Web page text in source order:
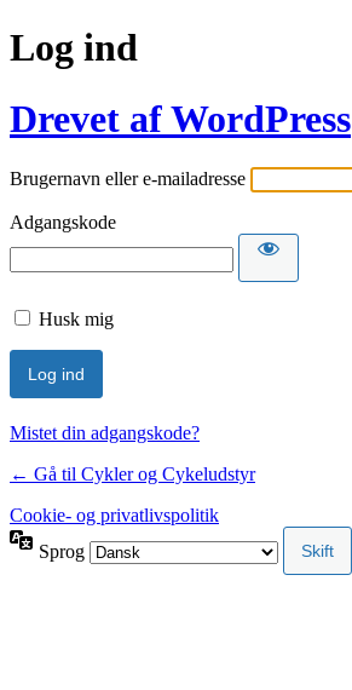
Log ind
Drevet af WordPress
Brugernavn eller e-mailadresse
Adgangskode
Husk mig
Mistet din adgangskode?
← Gå til Cykler og Cykeludstyr
Cookie- og privatlivspolitik
Sprog